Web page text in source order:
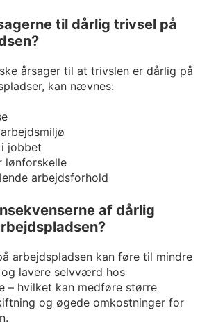
til dårlig trivsel på
årsager til at trivslen er dårlig på
kan nævnes:
jobbet
lønforskelle
arbejdsforhold
af dårlig
arbejdspladsen kan føre til mindre
lavere selvværd hos
– hvilket kan medføre større
og øgede omkostninger for